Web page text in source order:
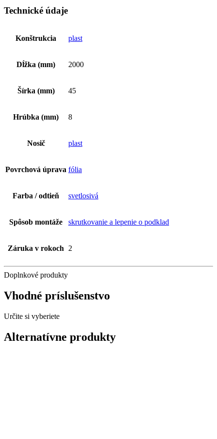
Technické údaje
Konštrukcia plast
Dĺžka (mm) 2000
Šírka (mm) 45
Hrúbka (mm) 8
Nosič plast
Povrchová úprava fólia
Farba / odtieň svetlosivá
Spôsob montáže skrutkovanie a lepenie o podklad
Záruka v rokoch 2
Doplnkové produkty
Vhodné príslušenstvo
Určite si vyberiete
Alternatívne produkty